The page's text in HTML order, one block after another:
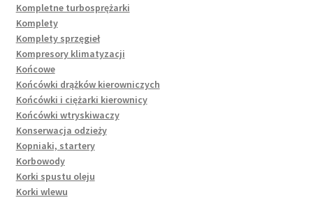
Kompletne turbosprężarki
Komplety
Komplety sprzęgieł
Kompresory klimatyzacji
Końcowe
Końcówki drążków kierowniczych
Końcówki i ciężarki kierownicy
Końcówki wtryskiwaczy
Konserwacja odzieży
Kopniaki, startery
Korbowody
Korki spustu oleju
Korki wlewu